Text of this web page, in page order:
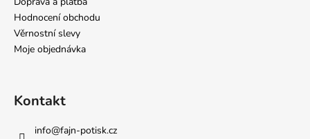
Hodnocení obchodu
Věrnostní slevy
Moje objednávka
Kontakt
info@fajn-potisk.cz